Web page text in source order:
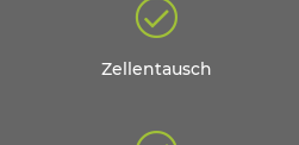
Zellentausch